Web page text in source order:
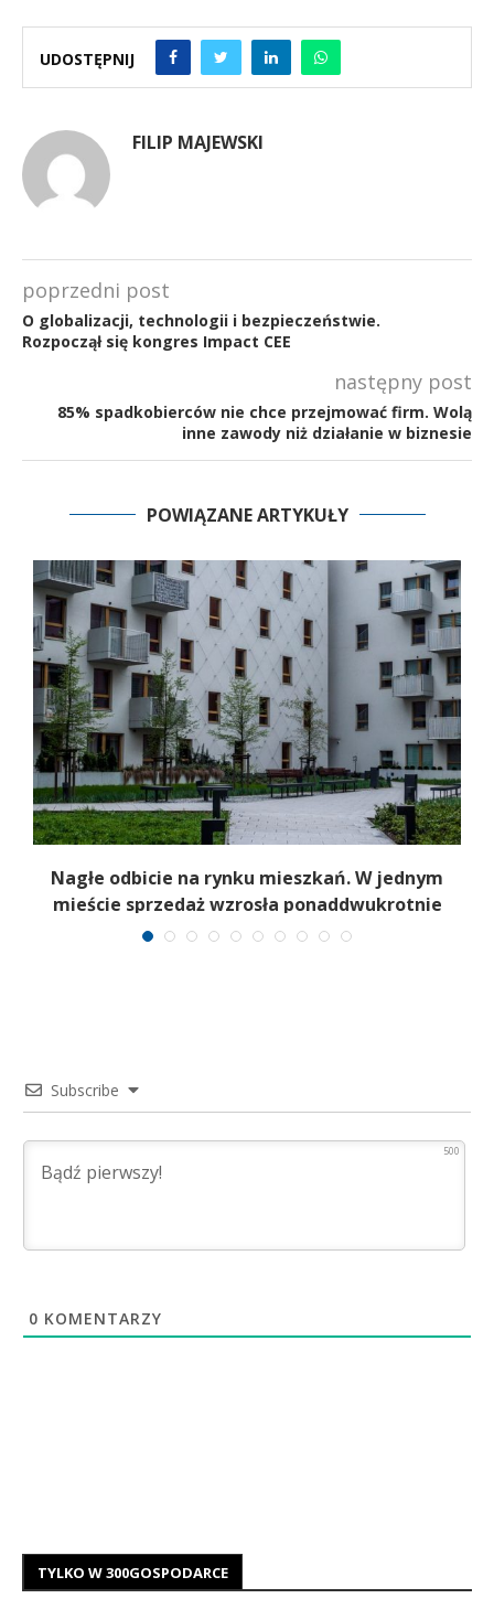
UDOSTĘPNIJ
FILIP MAJEWSKI
poprzedni post
O globalizacji, technologii i bezpieczeństwie.
Rozpoczął się kongres Impact CEE
następny post
85% spadkobierców nie chce przejmować firm. Wolą
inne zawody niż działanie w biznesie
POWIĄZANE ARTYKUŁY
Nagłe odbicie na rynku mieszkań. W jednym
mieście sprzedaż wzrosła ponaddwukrotnie
Subscribe
500
0 KOMENTARZY
TYLKO W 300GOSPODARCE